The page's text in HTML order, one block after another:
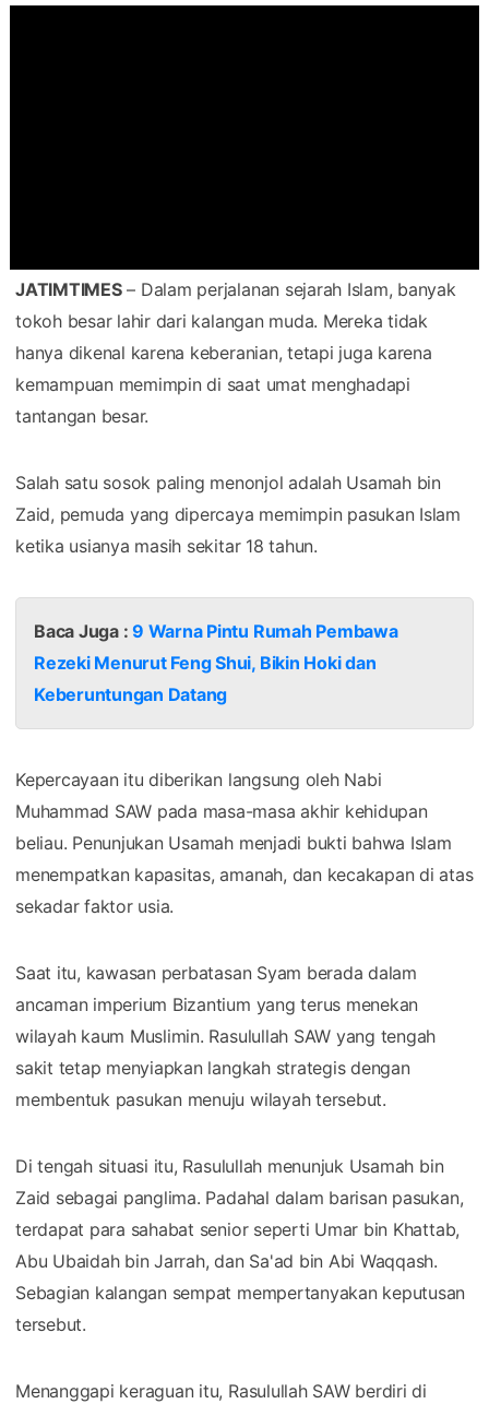
JATIMTIMES– Dalam perjalanan sejarah Islam, banyak
tokoh besar lahir dari kalangan muda. Mereka tidak
hanya dikenal karena keberanian, tetapi juga karena
kemampuan memimpin di saat umat menghadapi
tantangan besar.
Salah satu sosok paling menonjol adalah Usamah bin
Zaid, pemuda yang dipercaya memimpin pasukan Islam
ketika usianya masih sekitar 18 tahun.
Baca Juga :9 Warna Pintu Rumah Pembawa
Rezeki Menurut Feng Shui, Bikin Hoki dan
Keberuntungan Datang
Kepercayaan itu diberikan langsung oleh Nabi
Muhammad SAW pada masa-masa akhir kehidupan
beliau. Penunjukan Usamah menjadi bukti bahwa Islam
menempatkan kapasitas, amanah, dan kecakapan di atas
sekadar faktor usia.
Saat itu, kawasan perbatasan Syam berada dalam
ancaman imperium Bizantium yang terus menekan
wilayah kaum Muslimin. Rasulullah SAW yang tengah
sakit tetap menyiapkan langkah strategis dengan
membentuk pasukan menuju wilayah tersebut.
Di tengah situasi itu, Rasulullah menunjuk Usamah bin
Zaid sebagai panglima. Padahal dalam barisan pasukan,
terdapat para sahabat senior seperti Umar bin Khattab,
Abu Ubaidah bin Jarrah, dan Sa'ad bin Abi Waqqash.
Sebagian kalangan sempat mempertanyakan keputusan
tersebut.
Menanggapi keraguan itu, Rasulullah SAW berdiri di